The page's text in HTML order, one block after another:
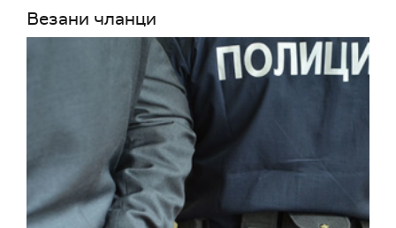
Везани чланци